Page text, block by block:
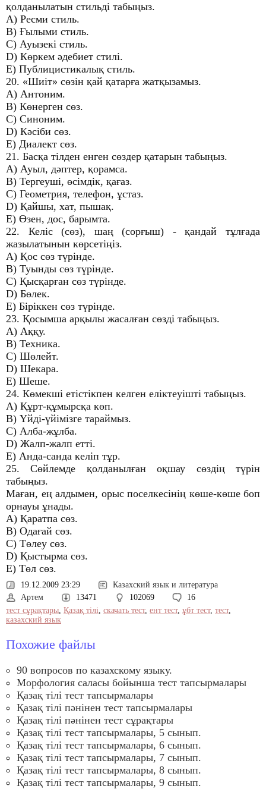
қолданылатын стильді табыңыз.
A) Ресми стиль.
B) Ғылыми стиль.
C) Ауызекі стиль.
D) Көркем әдебиет стилі.
E) Публицистикалық стиль.
20. «Шиіт» сөзін қай қатарға жатқызамыз.
A) Антоним.
B) Көнерген сөз.
C) Синоним.
D) Кәсіби сөз.
E) Диалект сөз.
21. Басқа тілден енген сөздер қатарын табыңыз.
A) Ауыл, дәптер, қорамса.
B) Тергеуші, өсімдік, қағаз.
C) Геометрия, телефон, ұстаз.
D) Қайшы, хат, пышақ.
E) Өзен, дос, барымта.
22. Келіс (сөз), шаң (сорғыш) - қандай тұлғада
жазылатынын көрсетіңіз.
A) Қос сөз түрінде.
B) Туынды сөз түрінде.
C) Қысқарған сөз түрінде.
D) Бөлек.
E) Біріккен сөз түрінде.
23. Қосымша арқылы жасалған сөзді табыңыз.
A) Аққу.
B) Техника.
C) Шөлейт.
D) Шекара.
E) Шеше.
24. Көмекші етістікпен келген еліктеуішті табыңыз.
A) Құрт-құмырсқа көп.
B) Үйді-үйімізге тараймыз.
C) Алба-жұлба.
D) Жалп-жалп етті.
E) Анда-санда келіп тұр.
25. Сөйлемде қолданылған оқшау сөздің түрін
табыңыз.
Маған, ең алдымен, орыс поселкесінің көше-көше боп
орнауы ұнады.
A) Қаратпа сөз.
B) Одағай сөз.
C) Төлеу сөз.
D) Қыстырма сөз.
E) Төл сөз.
19.12.2009 23:29
Казахский язык и литература
Артем
13471 102069
16
тест сұрақтары, Қазақ тілі, скачать тест, ент тест, ұбт тест, тест,
казахский язык
Похожие файлы
90 вопросов по казахскому языку.
Морфология саласы бойынша тест тапсырмалары
Қазақ тілі тест тапсырмалары
Қазақ тілі пәнінен тест тапсырмалары
Қазақ тілі пәнінен тест сұрақтары
Қазақ тілі тест тапсырмалары, 5 сынып.
Қазақ тілі тест тапсырмалары, 6 сынып.
Қазақ тілі тест тапсырмалары, 7 сынып.
Қазақ тілі тест тапсырмалары, 8 сынып.
Қазақ тілі тест тапсырмалары, 9 сынып.